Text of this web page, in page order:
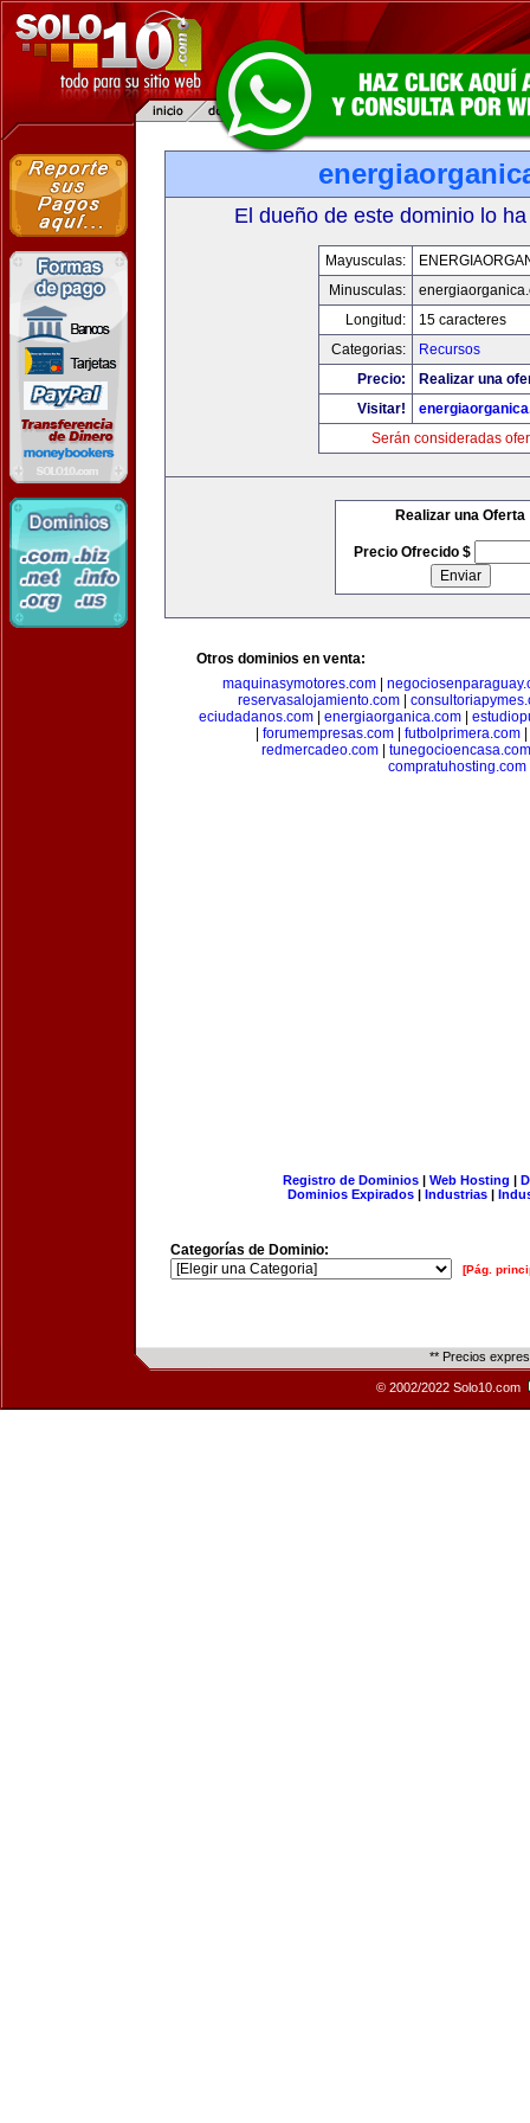
El dueño de este dominio lo
Mayusculas:
Minusculas:
Longitud:
15 caracteres
Categorias:
Recursos
Precio:
Realizar una
Visitar!
Serán consideradas
Realizar una Oferta
Precio Ofrecido $
Otros dominios en venta:
maquinasymotores.com|
reservasalojamiento.com
eciudadanos.com| energiaorganica.com|
forumempresas.com futbolprimera.com
redmercadeo.com| tunegocioencasa.com
compratuhosting.com
Registro de Dominios| Web Hosting |
Dominios Expirados | Industrias |
Categorías de Dominio:
[Pág.
** Precios
© 2002/2022 Solo10.com